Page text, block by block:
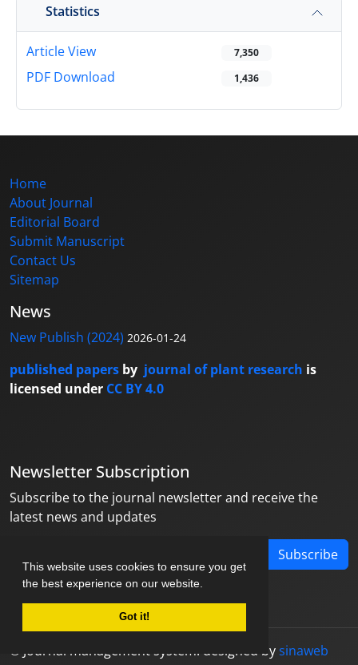
This website uses cookies to ensure you get
the best experience on our website.
Got it!
Statistics
Article View 7,350
PDF Download 1,436
Home
About Journal
Editorial Board
Submit Manuscript
Contact Us
Sitemap
News
New Publish (2024) 2026-01-24
published papers by journal of plant research is
licensed under CC BY 4.0
Newsletter Subscription
Subscribe to the journal newsletter and receive the
latest news and updates
Subscribe
© Journal management system. designed bysinaweb